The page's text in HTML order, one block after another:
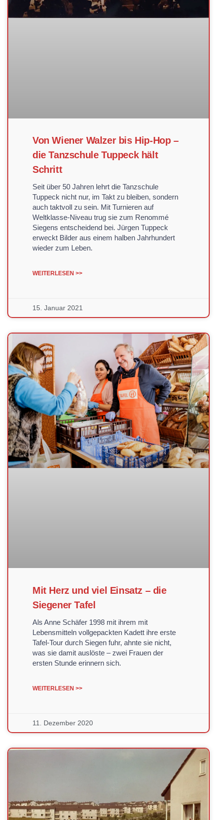
Von Wiener Walzer bis Hip-Hop –
die Tanzschule Tuppeck hält
Schritt
Seit über 50 Jahren lehrt die Tanzschule
Tuppeck nicht nur, im Takt zu bleiben, sondern
auch taktvoll zu sein. Mit Turnieren auf
Weltklasse-Niveau trug sie zum Renommé
Siegens entscheidend bei. Jürgen Tuppeck
erweckt Bilder aus einem halben Jahrhundert
wieder zum Leben.
WEITERLESEN >>
15. Januar 2021
Mit Herz und viel Einsatz – die
Siegener Tafel
Als Anne Schäfer 1998 mit ihrem mit
Lebensmitteln vollgepackten Kadett ihre erste
Tafel-Tour durch Siegen fuhr, ahnte sie nicht,
was sie damit auslöste – zwei Frauen der
ersten Stunde erinnern sich.
WEITERLESEN >>
11. Dezember 2020